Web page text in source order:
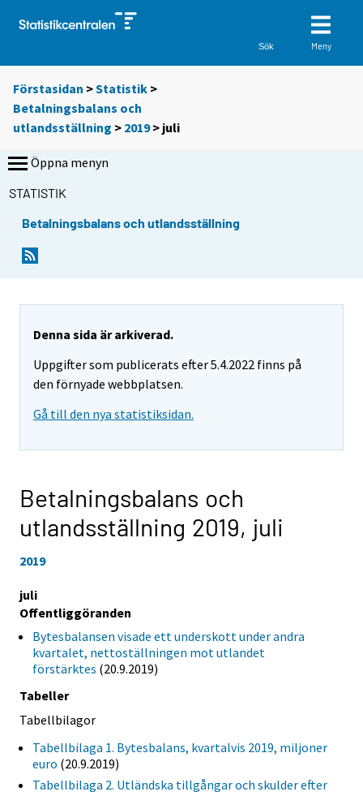
Sök Meny
Förstasidan >Statistik >
Betalningsbalans och
utlandsställning > 2019> juli
Öppna menyn
STATISTIK
Betalningsbalans och utlandsställning
Denna sida är arkiverad.
Uppgifter som publicerats efter 5.4.2022 finns på
den förnyade webbplatsen.
Gå till den nya statistiksidan.
Betalningsbalans och
utlandsställning 2019, juli
2019
juli
Offentliggöranden
Bytesbalansen visade ett underskott under andra
kvartalet, nettoställningen mot utlandet
förstärktes (20.9.2019)
Tabeller
Tabellbilagor
Tabellbilaga 1. Bytesbalans, kvartalvis 2019, miljoner
euro (20.9.2019)
Tabellbilaga 2. Utländska tillgångar och skulder efter